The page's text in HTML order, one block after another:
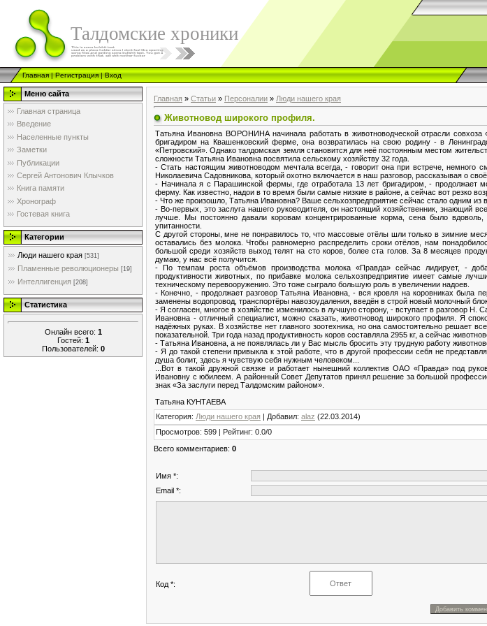
Талдомские хроники
Главная|Регистрация|Вход
Меню сайта
Главная страница
Введение
Населенные пункты
Заметки
Публикации
Сергей Антонович Клычков
Книга памяти
Хронограф
Гостевая книга
Категории
Люди нашего края [531]
Пламенные революционеры [19]
Интеллигенция [208]
Статистика
Онлайн всего: 1
Гостей: 1
Пользователей: 0
Главная » Статьи » Персоналии » Люди нашего края
Животновод широкого профиля.
Татьяна Ивановна ВОРОНИНА начинала работать в животноводческой отрасли
бригадиром на Квашенковский ферме, она возвратилась на свою родину - в
«Петровский». Однако талдомская земля становится для неё постоянным местом
сложности Татьяна Ивановна посвятила сельскому хозяйству 32 года.
- Стать настоящим животноводом мечтала всегда, - говорит она при встрече,
Николаевича Садовникова, который охотно включается в наш разговор, рассказывая о
- Начинала я с Парашинской фермы, где отработала 13 лет бригадиром, - продолжает
ферму. Как известно, надои в то время были самые низкие в районе, а сейчас вот резко
- Что же произошло, Татьяна Ивановна? Ваше сельхозпредприятие сейчас стало одним из
- Во-первых, это заслуга нашего руководителя, он настоящий хозяйственник, знающий
лучше. Мы постоянно давали коровам концентрированные корма, сена было
упитанности.
С другой стороны, мне не понравилось то, что массовые отёлы шли только в зимние
оставались без молока. Чтобы равномерно распределить сроки отёлов, нам
большой среди хозяйств выход телят на сто коров, более ста голов. За 8 месяцев
думаю, у нас всё получится.
- По темпам роста объёмов производства молока «Правда» сейчас лидирует, -
продуктивности животных, по прибавке молока сельхозпредприятие имеет самые
техническому перевооружению. Это тоже сыграло большую роль в увеличении надоев.
- Конечно, - продолжает разговор Татьяна Ивановна, - вся кровля на коровниках была
заменены водопровод, транспортёры навозоудаления, введён в строй новый молочный
- Я согласен, многое в хозяйстве изменилось в лучшую сторону, - вступает в разговор
Ивановна - отличный специалист, можно сказать, животновод широкого профиля. Я
надёжных руках. В хозяйстве нет главного зоотехника, но она самостоятельно решает
показательной. Три года назад продуктивность коров составляла 2955 кг, а сейчас
- Татьяна Ивановна, а не появлялась ли у Вас мысль бросить эту трудную работу
- Я до такой степени привыкла к этой работе, что в другой профессии себя не
душа болит, здесь я чувствую себя нужным человеком...
...Вот в такой дружной связке и работает нынешний коллектив ОАО «Правда» под
Ивановну с юбилеем. А районный Совет Депутатов принял решение за большой
знак «За заслуги перед Талдомским районом».
Татьяна КУНТАЕВА
Категория: Люди нашего края | Добавил: alaz (22.03.2014)
Просмотров: 599 | Рейтинг: 0.0/0
Всего комментариев: 0
Имя *:
Email *:
Код *: